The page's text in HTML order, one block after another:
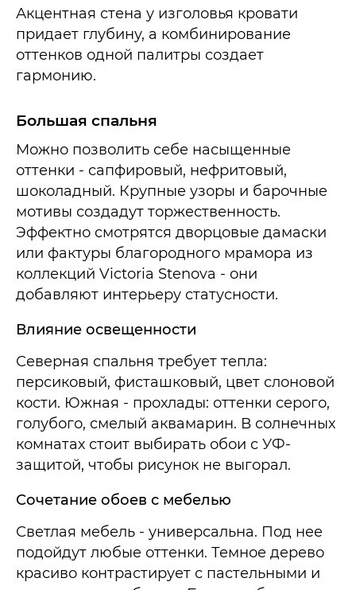
Акцентная стена у изголовья кровати
придает глубину, а комбинирование
оттенков одной палитры создает
гармонию.
Большая спальня
Можно позволить себе насыщенные
оттенки - сапфировый, нефритовый,
шоколадный. Крупные узоры и барочные
мотивы создадут торжественность.
Эффектно смотрятся дворцовые дамаски
или фактуры благородного мрамора из
коллекций Victoria Stenova - они
добавляют интерьеру статусности.
Влияние освещенности
Северная спальня требует тепла:
персиковый, фисташковый, цвет слоновой
кости. Южная - прохлады: оттенки серого,
голубого, смелый аквамарин. В солнечных
комнатах стоит выбирать обои с УФ-
защитой, чтобы рисунок не выгорал.
Сочетание обоев с мебелью
Светлая мебель - универсальна. Под нее
подойдут любые оттенки. Темное дерево
красиво контрастирует с пастельными и